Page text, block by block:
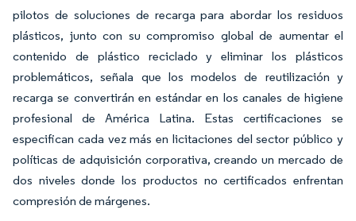
pilotos de soluciones de recarga para abordar los residuos
plásticos, junto con su compromiso global de aumentar el
contenido de plástico reciclado y eliminar los plásticos
problemáticos, señala que los modelos de reutilización y
recarga se convertirán en estándar en los canales de higiene
profesional de América Latina. Estas certificaciones se
especifican cada vez más en licitaciones del sector público y
políticas de adquisición corporativa, creando un mercado de
dos niveles donde los productos no certificados enfrentan
compresión de márgenes.